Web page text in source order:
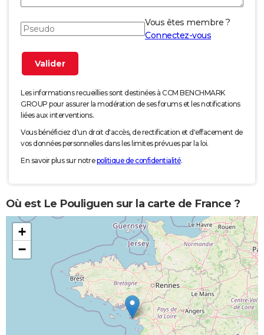
Vous êtes membre ?
Connectez-vous
Les informations recueillies sont destinées à CCM BENCHMARK
GROUP pour assurer la modération de ses forums et les notifications
liées aux interventions.
Vous bénéficiez d'un droit d'accès, de rectification et d'effacement de
vos données personnelles dans les limites prévues par la loi.
En savoir plus sur notrepolitique de confidentialité.
Où est Le Pouliguen sur la carte de France ?
+
−